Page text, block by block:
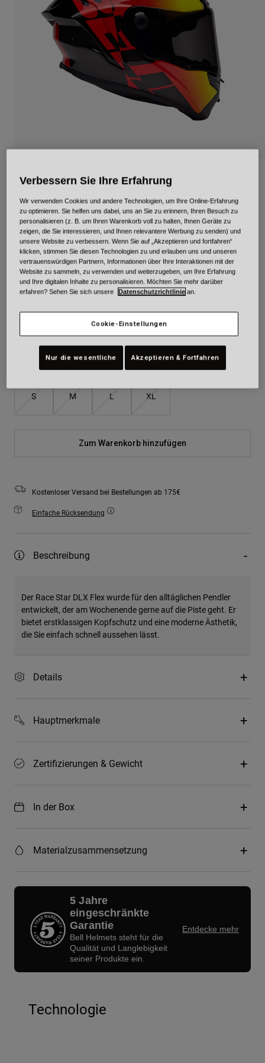
Adventure
Retro
Ersatzteile
Urban
BMX
Ersatzteile
Race Star DLX Flex
Artikelnr.34111
Price reduced from
€ 899,99to € 629,99 30% OFF
Farben -Schwarz/Rot
ausgewählt
Größentabelle
S M L XL
Zum Warenkorb hinzufügen
Kostenloser Versand bei Bestellungen ab 175€
Einfache Rücksendung
Beschreibung
Der Race Star DLX Flex wurde für den alltäglichen Pendler
entwickelt, der am Wochenende gerne auf die Piste geht. Er
bietet erstklassigen Kopfschutz und eine moderne Ästhetik,
die Sie einfach schnell aussehen lässt.
Details
Hauptmerkmale
Zertifizierungen & Gewicht
In der Box
Materialzusammensetzung
5 Jahre
eingeschränkte
Garantie
Bell Helmets steht für die
Qualität und Langlebigkeit
seiner Produkte ein.
Entdecke mehr
Technologie
Verbessern Sie Ihre Erfahrung
Wir verwenden Cookies und andere Technologien, um Ihre Online-Erfahrung
zu optimieren. Sie helfen uns dabei, uns an Sie zu erinnern, Ihren Besuch zu
personalisieren (z. B. um Ihren Warenkorb voll zu halten, Ihnen Geräte zu
zeigen, die Sie interessieren, und Ihnen relevantere Werbung zu senden) und
unsere Website zu verbessern. Wenn Sie auf „Akzeptieren und fortfahren“
klicken, stimmen Sie diesen Technologien zu und erlauben uns und unseren
vertrauenswürdigen Partnern, Informationen über Ihre Interaktionen mit der
Website zu sammeln, zu verwenden und weiterzugeben, um Ihre Erfahrung
und Ihre digitalen Inhalte zu personalisieren. Möchten Sie mehr darüber
erfahren? Sehen Sie sich unsere
Datenschutzrichtlinie an.
Cookie-Einstellungen
Nur die wesentliche Akzeptieren & Fortfahren